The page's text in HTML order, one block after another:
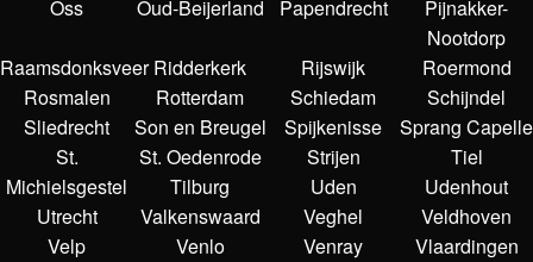
Oss
Oud-Beijerland Papendrecht
Pijnakker-
Nootdorp
Raamsdonksveer Ridderkerk Rijswijk
Roermond
Rosmalen
Rotterdam Schiedam
Schijndel
Sliedrecht
Son en Breugel Spijkenisse
Sprang Capelle
St.
Michielsgestel
St. Oedenrode Strijen
Tiel
Tilburg
Uden
Udenhout
Utrecht
Valkenswaard Veghel
Veldhoven
Velp
Venlo Venray
Vlaardingen